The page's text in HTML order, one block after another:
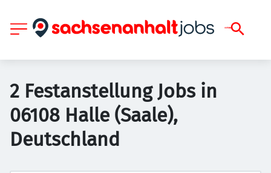
2 Festanstellung Jobs in
06108 Halle (Saale),
Deutschland